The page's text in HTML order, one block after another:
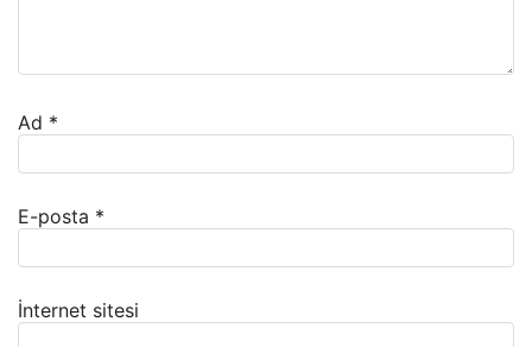
Ad *
E-posta *
İnternet sitesi